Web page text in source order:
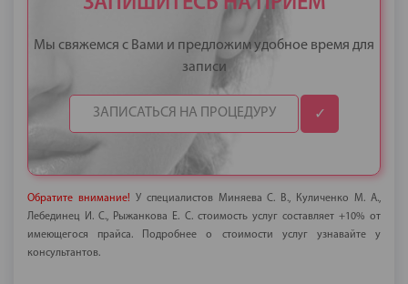
Мы свяжемся с Вами и предложим удобное время для
записи
✓
Обратите внимание! У специалистов Миняева С. В., Куличенко М. А.,
Лебединец И. С., Рыжанкова Е. С. стоимость услуг составляет +10% от
имеющегося прайса. Подробнее о стоимости услуг узнавайте у
консультантов.